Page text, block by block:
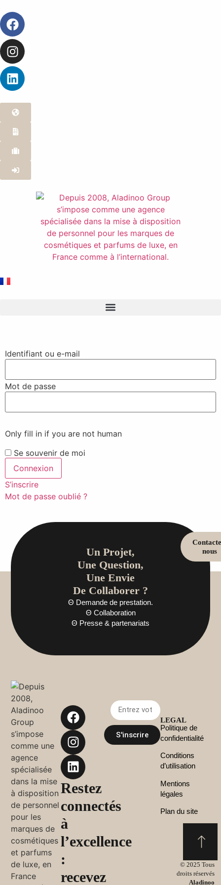
Identifiant ou e-mail
Mot de passe
Only fill in if you are not human
Se souvenir de moi
S’inscrire
Mot de passe oublié ?
Un Projet,
Une Question,
Une Envie
De Collaborer ?
Θ Demande de prestation.
Θ Collaboration
Θ Presse & partenariats
nous
Restez
connectés
à
l’excellence
:
recevez
S'inscrire
LEGAL
Politique de
confidentialité
Conditions
d’utilisation
Mentions
légales
Plan du site
© 2025 Tous
droits réservés
Aladinoo